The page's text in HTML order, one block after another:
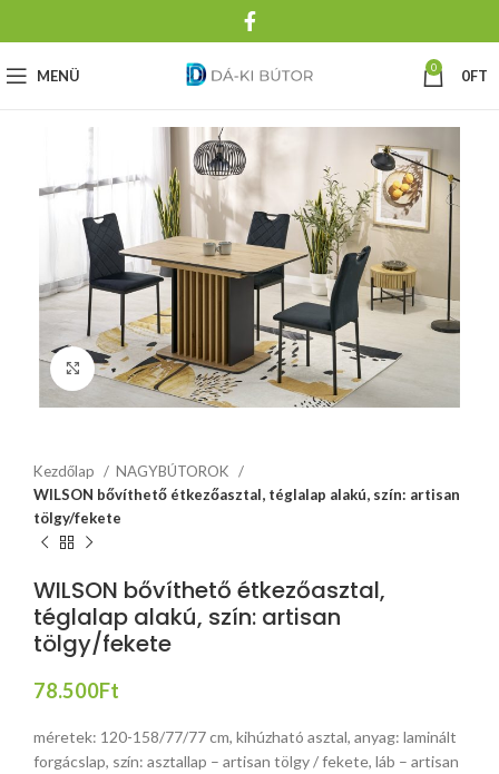
MENÜ 0 0FT
Click to enlarge
Kezdőlap
NAGYBÚTOROK
WILSON bővíthető étkezőasztal, téglalap alakú, szín: artisan
tölgy/fekete
WILSON bővíthető étkezőasztal,
téglalap alakú, szín: artisan
tölgy/fekete
78.500Ft
méretek: 120-158/77/77 cm, kihúzható asztal, anyag: laminált
forgácslap, szín: asztallap – artisan tölgy / fekete, láb – artisan